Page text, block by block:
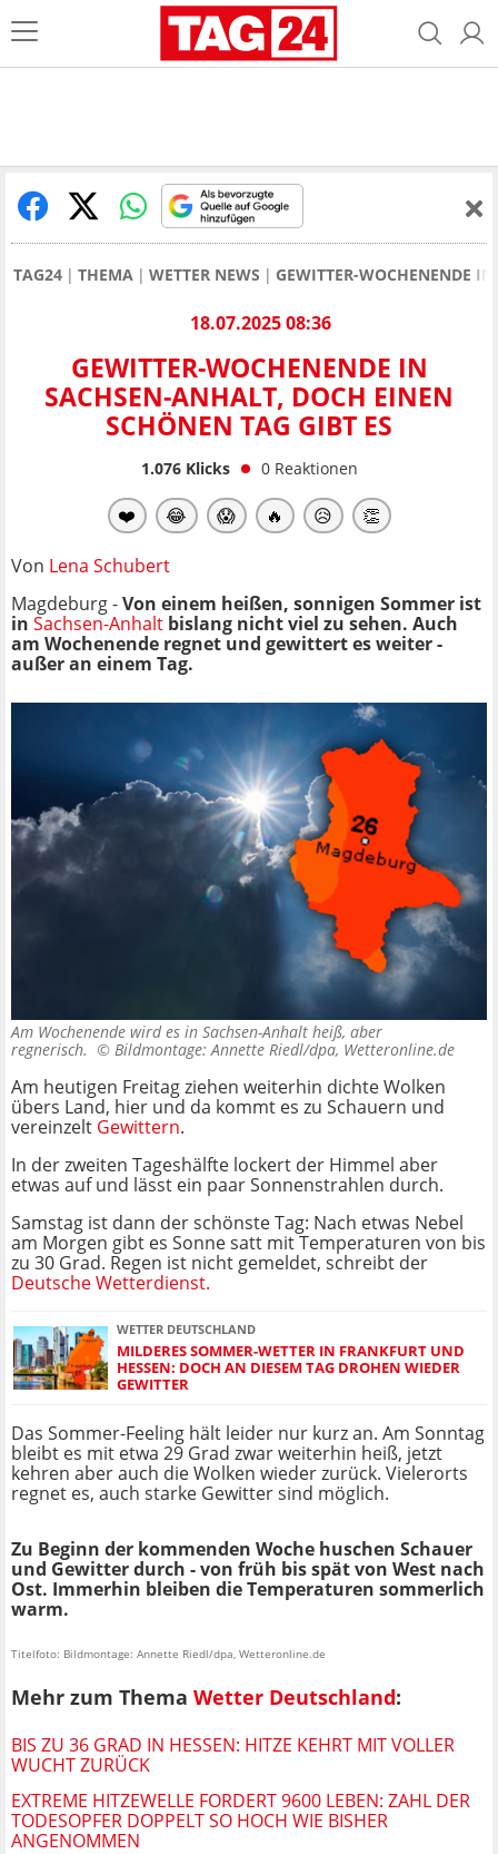
TAG24 THEMA WETTER NEWS GEWITTER-WOCHENENDE
18.07.2025 08:36
GEWITTER-WOCHENENDE IN
SACHSEN-ANHALT, DOCH EINEN
SCHÖNEN TAG GIBT ES
1.076Klicks 0 Reaktionen
❤️ 😂 😱 🔥 😥 👏
Von Lena Schubert
Magdeburg -Von einem heißen, sonnigen Sommer ist
in Sachsen-Anhalt bislang nicht viel zu sehen. Auch
am Wochenende regnet und gewittert es weiter -
außer an einem Tag.
Am Wochenende wird es in Sachsen-Anhalt heiß, aber
regnerisch. © Bildmontage: Annette Riedl/dpa, Wetteronline.de
Am heutigen Freitag ziehen weiterhin dichte Wolken
übers Land, hier und da kommt es zu Schauern und
vereinzelt Gewittern.
In der zweiten Tageshälfte lockert der Himmel aber
etwas auf und lässt ein paar Sonnenstrahlen durch.
Samstag ist dann der schönste Tag: Nach etwas Nebel
am Morgen gibt es Sonne satt mit Temperaturen von bis
zu 30 Grad. Regen ist nicht gemeldet, schreibt der
Deutsche Wetterdienst.
WETTER DEUTSCHLAND
MILDERES SOMMER-WETTER IN FRANKFURT UND
HESSEN: DOCH AN DIESEM TAG DROHEN WIEDER
GEWITTER
Das Sommer-Feeling hält leider nur kurz an. Am Sonntag
bleibt es mit etwa 29 Grad zwar weiterhin heiß, jetzt
kehren aber auch die Wolken wieder zurück. Vielerorts
regnet es, auch starke Gewitter sind möglich.
Zu Beginn der kommenden Woche huschen Schauer
und Gewitter durch - von früh bis spät von West nach
Ost. Immerhin bleiben die Temperaturen sommerlich
warm.
Titelfoto: Bildmontage: Annette Riedl/dpa, Wetteronline.de
Mehr zum Thema Wetter Deutschland:
BIS ZU 36 GRAD IN HESSEN: HITZE KEHRT MIT VOLLER
WUCHT ZURÜCK
EXTREME HITZEWELLE FORDERT 9600 LEBEN: ZAHL DER
TODESOPFER DOPPELT SO HOCH WIE BISHER
ANGENOMMEN